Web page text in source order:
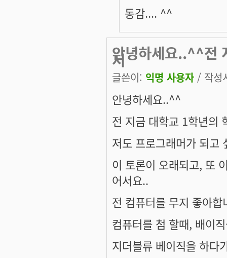
동감.... ^^
안녕하세요..^^전
저
글쓴이: 익명 사용자 / 작성
안녕하세요..^^
전 지금 대학교 1학년의
저도 프로그래머가 되고
이 토론이 오래되고, 또
어서요..
전 컴퓨터를 무지 좋아
컴퓨터를 첨 할때, 배이
지더블류 베이직을 하다